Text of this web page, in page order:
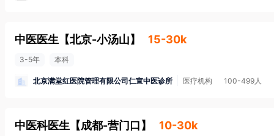
中医医生 【北京-小汤山】 15-30k
3-5年 本科
北京满堂红医院管理有限公司仁宣中医诊所 医疗机构 100-499人
中医科医生 【成都-营门口 】 10-30k